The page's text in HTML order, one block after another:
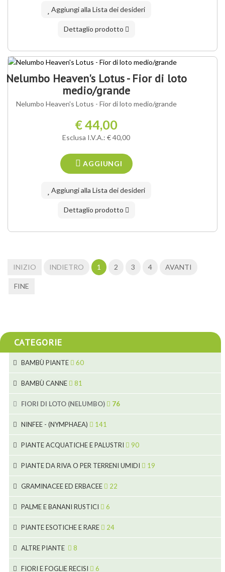
Aggiungi alla Lista dei desideri
Dettaglio prodotto
Nelumbo Heaven's Lotus - Fior di loto
medio/grande
Nelumbo Heaven's Lotus - Fior di loto medio/grande
€ 44,00
Esclusa I.V.A.: € 40,00
AGGIUNGI
Aggiungi alla Lista dei desideri
Dettaglio prodotto
INIZIO INDIETRO 1 2 3 4 AVANTI
FINE
CATEGORIE
BAMBÙ PIANTE 60
5
11
6
6
9
8
BAMBÙ CANNE 81
5
5
6
5
3
4
FIORI DI LOTO (NELUMBO) 76
20
24
NINFEE - (NYMPHAEA) 141
4
46
53
5
9
PIANTE ACQUATICHE E PALUSTRI 90
8
9
7
PIANTE DA RIVA O PER TERRENI UMIDI 19
15
GRAMINACEE ED ERBACEE 22
10
PALME E BANANI RUSTICI 6
3
PIANTE ESOTICHE E RARE 24
ALTRE PIANTE 8
FIORI E FOGLIE RECISI 6